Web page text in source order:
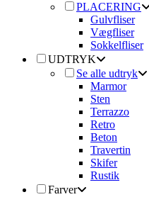
PLACERING
Gulvfliser
Vægfliser
Sokkelfliser
UDTRYK
Se alle udtryk
Marmor
Sten
Terrazzo
Retro
Beton
Travertin
Skifer
Rustik
Farver